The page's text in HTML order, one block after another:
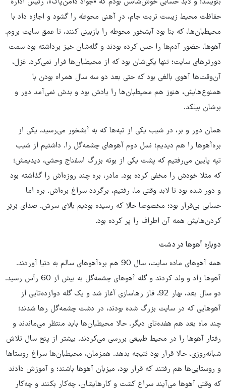
بنویسد؛ و لابد حسابی خوش‌شانس بودم که «جواد دامن‌پاک»، رئیس اداره
حفاظت محیط زیست تربت جام، درِ آهنی محوطه را گشود و اجازه داد با
محیطبان‌ها، که بنا بود آبشخور محوطه را بازبینی کنند، تا عمق سایت بروم.
آهوها، حضور آدم‌ها را حس کرده بودند و گله‌شان خیز برداشته بود سمت
دورترهای سایت؛ تنها یکی‌شان بود که از محیطبان‌ها فرار نمی‌کرد. غزل،
آن‌وقت‌ها آهوی بالغی بود که حتی بعد دو سه سال همراه بودن با
همنوع‌هایش، هنوز هم محیطبان‌ها را یادش بود و بدش نمی‌آمد دور و
برشان بپلکد.
همان دور و بر، در شیب یکی از تپه‌ها که به آبشخور می‌رسید، یکی از
بره‌آهوها را هم دیدیم؛ نسل دوم آهوهای چشمه‌گل را. داشتیم از شیب
تپه پایین می‌رفتیم که پشت یکی از بوته بزرگ اسفناج وحشی، دیدیمش؛
که مثلا خودش را مخفی کرده بود. مادر، بره چند روزه‌اش را گذاشته بود
و دور شده بود تا لابد وقتی ما، رفتیم، برگردد سراغ بره‌اش. بره‌ اما
حسابی بی‌قرار بود؛ مخصوصا حالا که رسیده بودیم بالای سرش. صدای بَربَر
کردن‌هایش همه آن اطراف را پر کرده بود.
دوباره آهوها در دشت
همه آهوهای ماده سایت، سال 90 هم بره‌آهوهای سالم به دنیا آوردند.
آهوها زاد و ولد کردند و گله آهوهای چشمه‌گل به بیش از 60 رأس رسید.
دو سال بعد، بهار 92، فاز رهاسازی آغاز شد و یک گله دوازده‌تایی از
آهوهایی که در سایت بزرگ شده بودند، در دشت چشمه‌گل رها شدند؛
چند ماه بعد هم هفده‌تای دیگر. حالا محیطبان‌ها باید منتظر می‌ماندند و
رفتار آهوها را در محیط طبیعی بررسی می‌کردند. بیشتر از پنج سال تلاش
شبانه‌روزی، حالا قرار بود نتیجه بدهد. همزمان، محیطبان‌ها سراغ روستاها
و روستایی‌ها هم رفتند که قرار بود، میزبان آهوها باشند؛ و آموزش دادند
که وقتی آهوها می‌آیند سراغ کشت و کارهایشان، چه‌کار بکنند و چه‌کار